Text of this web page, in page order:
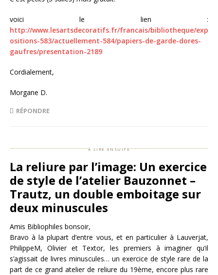
voici le lien :
http://www.lesartsdecoratifs.fr/francais/bibliotheque/exp
ositions-583/actuellement-584/papiers-de-garde-dores-
gaufres/presentation-2189
Cordialement,
Morgane D.
RÉPONDRE
à lire ensuite
La reliure par l’image: Un exercice
de style de l’atelier Bauzonnet –
Trautz, un double emboitage sur
deux minuscules
Amis Bibliophiles bonsoir,
Bravo à la plupart d’entre vous, et en particulier à Lauverjat,
PhilippeM, Olivier et Textor, les premiers à imaginer qu’il
s’agissait de livres minuscules… un exercice de style rare de la
part de ce grand atelier de reliure du 19ème, encore plus rare